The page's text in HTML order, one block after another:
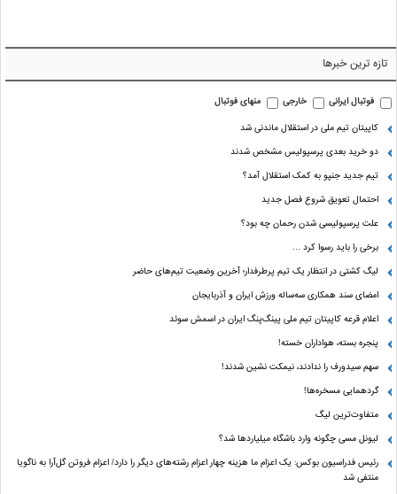
تازه ترین خبرها
فوتبال ایرانی خارجی
منهای فوتبال
کاپیتان تیم ملی در استقلال ماندنی شد
دو خرید بعدی پرسپولیس مشخص شدند
تیم جدید جنپو به کمک استقلال آمد؟
احتمال تعویق شروع فصل جدید
علت پرسپولیسی شدن رحمان چه بود؟
برخی را باید رسوا کرد …
لیگ کشتی در انتظار یک تیم پرطرفدار؛ آخرین وضعیت تیم‌های حاضر
امضای سند همکاری سه‌ساله ورزش ایران و آذربایجان
اعلام قرعه کاپیتان تیم ملی پینگ‌پنگ ایران در اسمش سوئد
پنجره بسته، هواداران خسته!
سهم سیدورف را ندادند، نیمکت نشین شدند!
گردهمایی مسخره‌ها!
متفاوت‌ترین لیگ
لیونل مسی چگونه وارد باشگاه میلیاردها شد؟
رئیس فدراسیون بوکس: یک اعزام ما هزینه چهار اعزام رشته‌های دیگر را دارد/ اعزام فروتن گل‌آرا به ناگویا
منتفی شد